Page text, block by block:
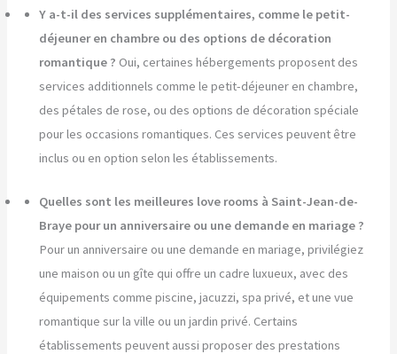
Y a-t-il des services supplémentaires, comme le petit-
déjeuner en chambre ou des options de décoration
romantique ? Oui, certaines hébergements proposent des
services additionnels comme le petit-déjeuner en chambre,
des pétales de rose, ou des options de décoration spéciale
pour les occasions romantiques. Ces services peuvent être
inclus ou en option selon les établissements.
Quelles sont les meilleures love rooms à Saint-Jean-de-
Braye pour un anniversaire ou une demande en mariage ?
Pour un anniversaire ou une demande en mariage, privilégiez
une maison ou un gîte qui offre un cadre luxueux, avec des
équipements comme piscine, jacuzzi, spa privé, et une vue
romantique sur la ville ou un jardin privé. Certains
établissements peuvent aussi proposer des prestations